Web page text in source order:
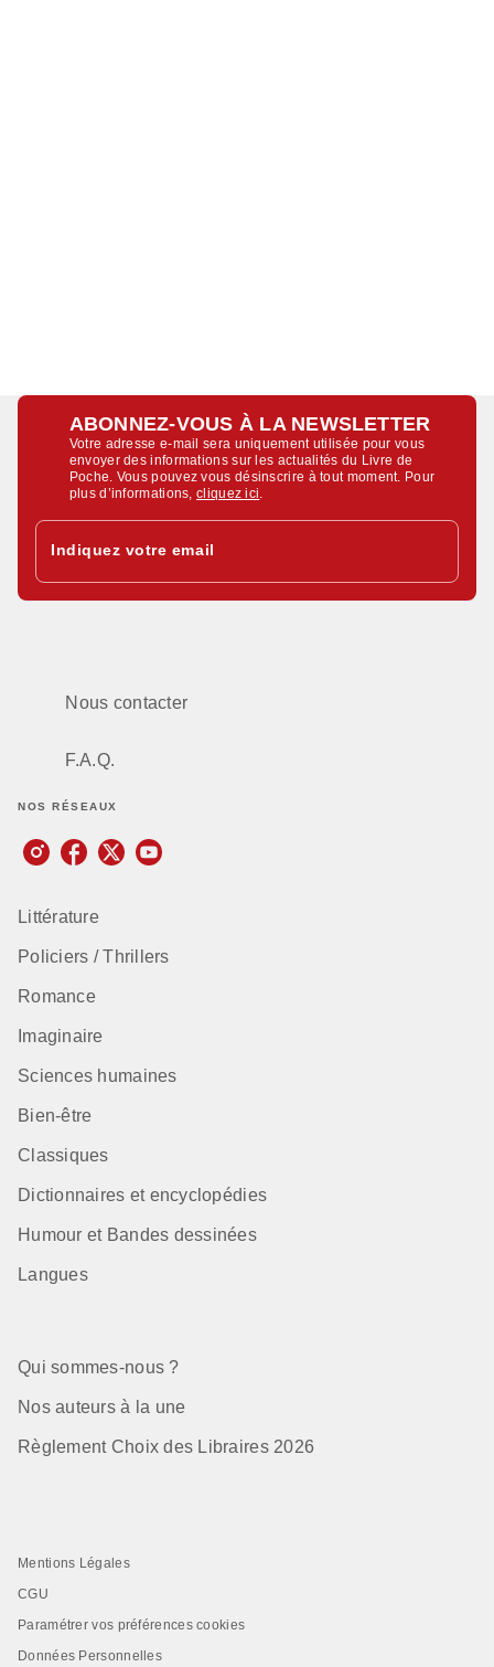
ABONNEZ-VOUS À LA NEWSLETTER
Votre adresse e-mail sera uniquement utilisée pour vous
envoyer des informations sur les actualités du Livre de
Poche. Vous pouvez vous désinscrire à tout moment. Pour
plus d’informations,cliquez ici
Indiquez votre email
Nous contacter
F.A.Q.
NOS RÉSEAUX
Littérature
Policiers / Thrillers
Romance
Imaginaire
Sciences humaines
Bien-être
Classiques
Dictionnaires et encyclopédies
Humour et Bandes dessinées
Langues
Qui sommes-nous ?
Nos auteurs à la une
Règlement Choix des Libraires 2026
Mentions Légales
CGU
Paramétrer vos préférences cookies
Données Personnelles